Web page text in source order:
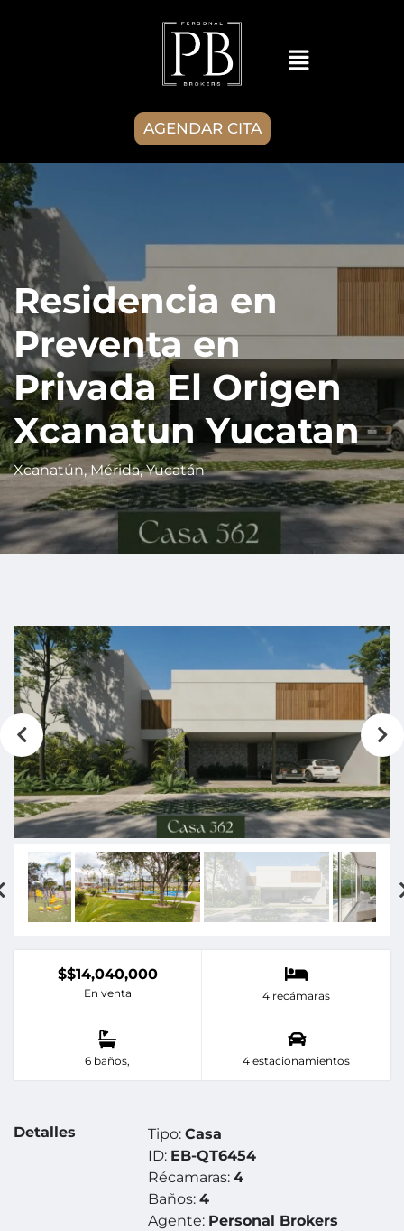
AGENDAR CITA
Residencia en
Preventa en
Privada El Origen
Xcanatun Yucatan
Xcanatún, Mérida, Yucatán
$$14,040,000
En venta 4 recámaras
6 baños, 4 estacionamientos
Detalles Tipo:Casa
ID: EB-QT6454
Récamaras:4
Baños:4
Agente: Personal Brokers